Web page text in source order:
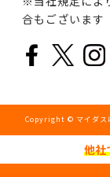
他社
合もございます
Copyright © マイダス